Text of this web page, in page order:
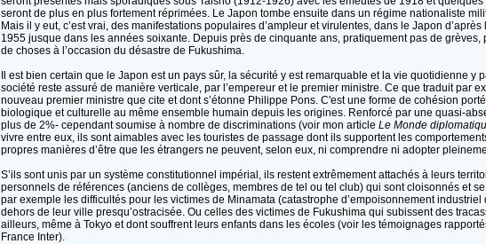
seront de plus en plus fortement réprimées. Le Japon tombe ensuite dans un régime nationaliste
Mais il y eut, c’est vrai, des manifestations populaires d’ampleur et virulentes, dans le Japon
1955 jusque dans les années soixante. Depuis près de cinquante ans, pratiquement pas de
de choses à l’occasion du désastre de Fukushima.
Il est bien certain que le Japon est un pays sûr, la sécurité y est remarquable et la vie quotidienne y
société reste assuré de manière verticale, par l’empereur et le premier ministre. Ce que traduit par
nouveau premier ministre que cite et dont s’étonne Philippe Pons. C'est une forme de cohésion
biologique et culturelle au même ensemble humain depuis les origines. Renforcé par une quasi-
plus de 2%- cependant soumise à nombre de discriminations (voir mon article Le Monde
vivre entre eux, ils sont aimables avec les touristes de passage dont ils supportent les
propres manières d’être que les étrangers ne peuvent, selon eux, ni comprendre ni adopter
S’ils sont unis par un système constitutionnel impérial, ils restent extrêmement attachés à leurs
personnels de références (anciens de collèges, membres de tel ou tel club) qui sont cloisonnés et
par exemple les difficultés pour les victimes de Minamata (catastrophe d’empoisonnement
dehors de leur ville presqu’ostracisée. Ou celles des victimes de Fukushima qui subissent des
ailleurs, même à Tokyo et dont souffrent leurs enfants dans les écoles (voir les témoignages
France Inter).